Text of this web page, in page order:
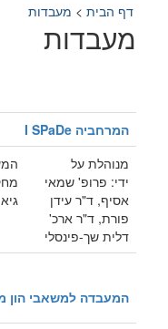
דף הבית > מעבדות
מעבדות
המרחביה I SPaDe
מנוהלת על
ידי: פרופ' שמאי
אסיף, ד"ר עידן
פורת, ד"ר ארכ'
דלית שך-פינסלי
המעבדה למשאבי הון